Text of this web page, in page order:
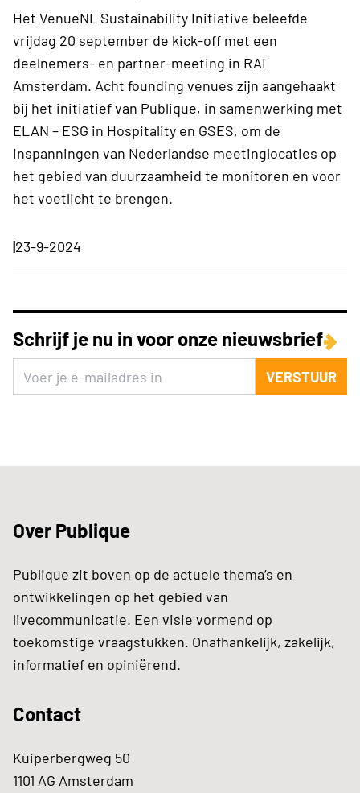
Het VenueNL Sustainability Initiative beleefde
vrijdag 20 september de kick-off met een
deelnemers- en partner-meeting in RAI
Amsterdam. Acht founding venues zijn aangehaakt
bij het initiatief van Publique, in samenwerking met
ELAN – ESG in Hospitality en GSES, om de
inspanningen van Nederlandse meetinglocaties op
het gebied van duurzaamheid te monitoren en voor
het voetlicht te brengen.
|23-9-2024
Schrijf je nu in voor onze nieuwsbrief
VERSTUUR
Over Publique
Publique zit boven op de actuele thema’s en
ontwikkelingen op het gebied van
livecommunicatie. Een visie vormend op
toekomstige vraagstukken. Onafhankelijk, zakelijk,
informatief en opiniërend.
Contact
Kuiperbergweg 50
1101 AG Amsterdam